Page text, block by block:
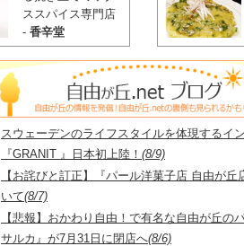
ススパイス専門店
- 香辛堂
スウェーデンのライフスタイルを体現するイ
『GRANIT 』日本初上陸！ (8/9)
【お詫びと訂正】『パール洋菓子店 自由が
いて(8/7)
【悲報】おかわり自由！で有名な自由が丘の
サルカ』が7月31日に閉店へ(8/6)